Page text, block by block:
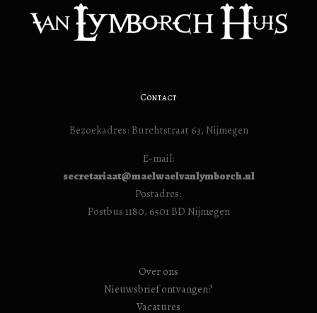
Contact
Bezoekadres: Burchtstraat 63, Nijmegen
E-mail:
secretariaat@maelwaelvanlymborch.nl
Postadres:
Postbus 1180, 6501 BD Nijmegen
Over ons
Nieuwsbrief ontvangen?
Vacatures